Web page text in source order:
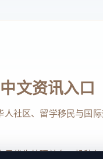
文资讯入口
人社区、留学移民与国
日优先处理站务、投稿